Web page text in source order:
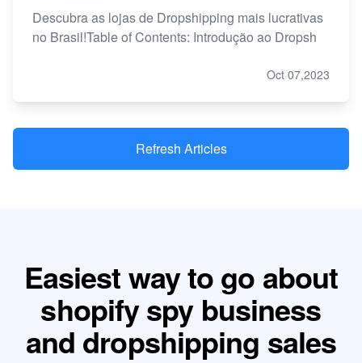
Descubra as lojas de Dropshipping mais lucrativas
no Brasil!Table of Contents: Introdução ao Dropsh
Oct 07,2023
Refresh Articles
Easiest way to go about
shopify spy business
and dropshipping sales